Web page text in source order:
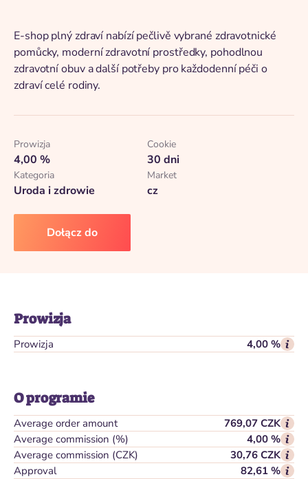
E-shop plný zdraví nabízí pečlivě vybrané zdravotnické
pomůcky, moderní zdravotní prostředky, pohodlnou
zdravotní obuv a další potřeby pro každodenní péči o
zdraví celé rodiny.
Prowizja
4,00 %
Cookie
30 dni
Kategoria
Uroda i zdrowie
Market
cz
Dołącz do
Prowizja
Prowizja 4,00 %
O programie
Average order amount
769,07 CZK
Average commission (%)
4,00 %
Average commission (CZK)
30,76 CZK
Approval
82,61 %